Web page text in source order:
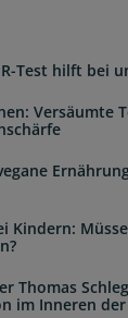
Test hilft bei
Versäumte
Kindern:
Thomas
im Inneren